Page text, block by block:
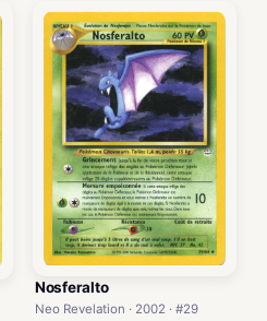
Nosferalto
Neo Revelation · 2002 · #29